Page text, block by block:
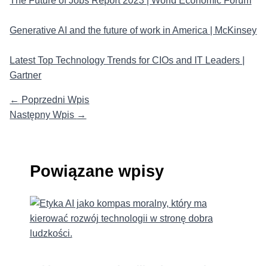
Generative AI and the future of work in America | McKinsey
Latest Top Technology Trends for CIOs and IT Leaders |
Gartner
← Poprzedni Wpis
Następny Wpis →
Powiązane wpisy